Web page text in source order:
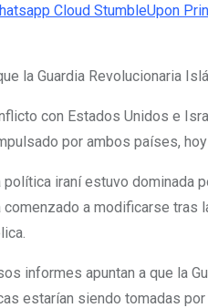
Cloud StumbleUpon
la Guardia Revolucionaria
con Estados Unidos e
por ambos países,
política iraní estuvo dominada
a modificarse
informes apuntan a que la
estarían siendo tomadas